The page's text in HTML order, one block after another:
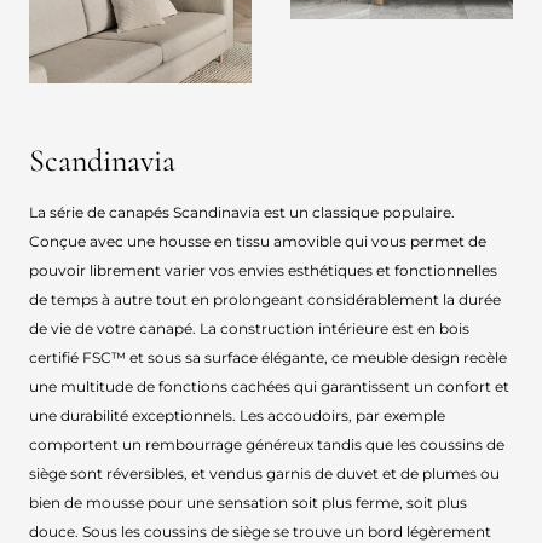
Scandinavia
La série de canapés Scandinavia est un classique populaire.
Conçue avec une housse en tissu amovible qui vous permet de
pouvoir librement varier vos envies esthétiques et fonctionnelles
de temps à autre tout en prolongeant considérablement la durée
de vie de votre canapé. La construction intérieure est en bois
certifié FSC™ et sous sa surface élégante, ce meuble design recèle
une multitude de fonctions cachées qui garantissent un confort et
une durabilité exceptionnels. Les accoudoirs, par exemple
comportent un rembourrage généreux tandis que les coussins de
siège sont réversibles, et vendus garnis de duvet et de plumes ou
bien de mousse pour une sensation soit plus ferme, soit plus
douce. Sous les coussins de siège se trouve un bord légèrement